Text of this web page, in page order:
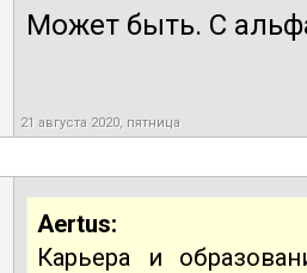
Может быть. С
21 августа 2020, пятница
Aertus:
Карьера и